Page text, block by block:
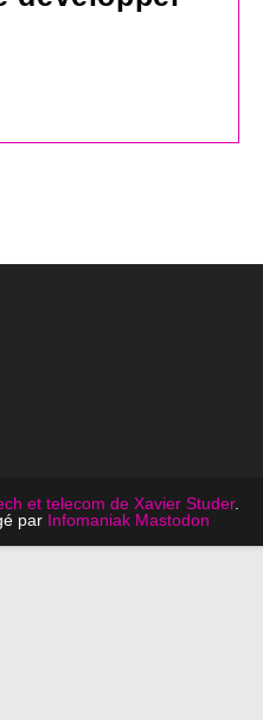
et telecom de Xavier Studer.
par Infomaniak Mastodon